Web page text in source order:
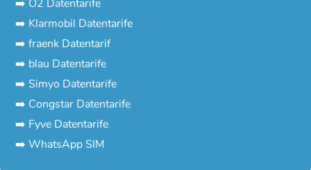
➡️ O2 Datentarife
➡️ Klarmobil Datentarife
➡️ fraenk Datentarif
➡️ blau Datentarife
➡️ Simyo Datentarife
➡️ Congstar Datentarife
➡️ Fyve Datentarife
➡️ WhatsApp SIM